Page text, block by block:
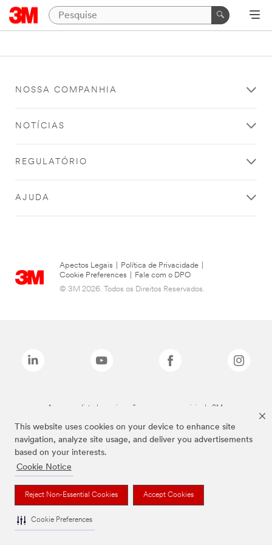
This website uses cookies on your device to enhance site
navigation, analyze site usage, and deliver you advertisements
based on your interests.
Cookie Notice
Reject Non-Essential Cookies Accept Cookies
Cookie Preferences
NOSSA COMPANHIA
NOTÍCIAS
REGULATÓRIO
AJUDA
Apectos Legais Política de Privacidade
Cookie Preferences
Fale com o DPO
© 3M 2026. Todos os Direitos Reservados.
As marcas listadas a cima são marcas comerciais da 3M.